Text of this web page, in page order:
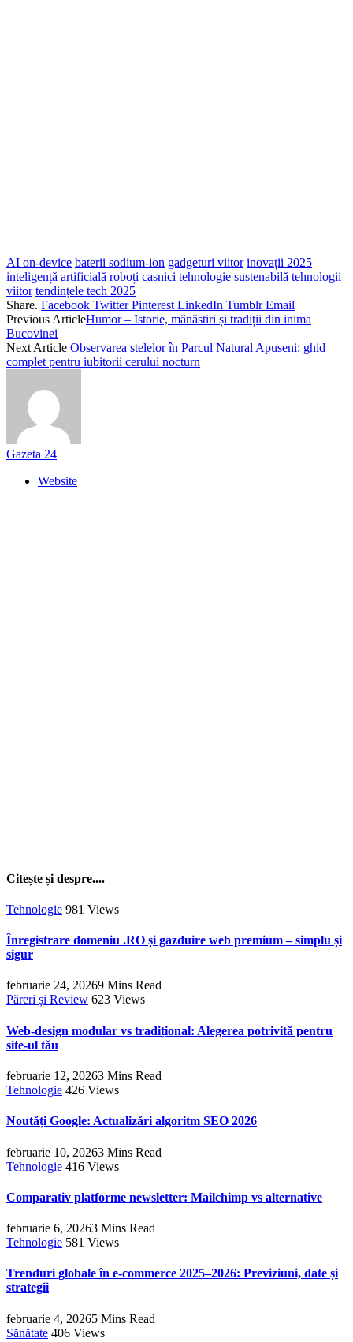
AI on-device baterii sodium-ion gadgeturi viitor inovații 2025
inteligență artificială roboți casnici tehnologie sustenabilă tehnologii
viitor tendințele tech 2025
Share. Facebook Twitter Pinterest LinkedIn Tumblr Email
Previous ArticleHumor – Istorie, mănăstiri și tradiții din inima
Bucovinei
Next Article Observarea stelelor în Parcul Natural Apuseni: ghid
complet pentru iubitorii cerului nocturn
Gazeta 24
Website
Citește și despre....
Tehnologie 981 Views
Înregistrare domeniu .RO și gazduire web premium – simplu și
sigur
februarie 24, 20269 Mins Read
Păreri și Review 623 Views
Web-design modular vs tradițional: Alegerea potrivită pentru
site-ul tău
februarie 12, 20263 Mins Read
Tehnologie 426 Views
Noutăți Google: Actualizări algoritm SEO 2026
februarie 10, 20263 Mins Read
Tehnologie 416 Views
Comparativ platforme newsletter: Mailchimp vs alternative
februarie 6, 20263 Mins Read
Tehnologie 581 Views
Trenduri globale în e‑commerce 2025–2026: Previziuni, date și
strategii
februarie 4, 20265 Mins Read
Sănătate 406 Views